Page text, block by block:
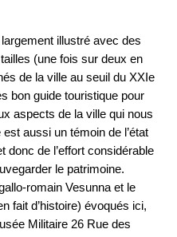
illustré avec des
(une fois sur deux en
de la ville au seuil du XXIe
bon guide touristique pour
aspects de la ville qui nous
aussi un témoin de l’état
donc de l’effort considérable
le patrimoine.
romain Vesunna et le
fait d’histoire) évoqués ici,
Militaire 26 Rue des